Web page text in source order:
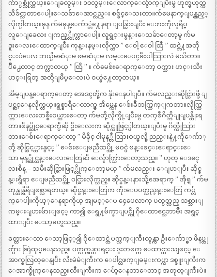
က်ာ္ပစ္လိုက္တယ္။ေျခလွမ္း ၁၀လွမ္းေလာက္ေလ်ွာက္ျပီးမွ ဟုတ္မဟုတ္က
သိခ်င္လာတာေပါ့။ေသခ်ာေအာင္လည္း စစ္ခ်င္ေသးတာ။က်မေနာက္ျပန္လွည့္
လိုက္ပါတယ္။ခုန က်မခုန္ေက်ာ္တဲ႔ေနရာ ျပန္သြားျပီး ေဘးကိုလူရိပ္
လူေျခေလး ျကည့္လိုက္တာေပါ့။ လူရွင္းမွန္းေသခ်ာေတာ့မွ က်မ
ဒူးေလးေထာက္ျပီး ကုန္းနမ္းလိုက္တာ ” ေဝါ့ ေဝါ ထြီ ” ထင္တဲ႔အတို
င္းပဲေလ ဘယ္မိမဆံုးမ ဖမဆံုးမ လမ္းေပၚခ်ီးပါသြားလဲ မသိတာ။
ပ်ိဳ႕ေတာင္ တက္လာတယ္ ” ထြီ ” ။ က်မေစ်းေရာက္ေတာ့ ဝက္သား ဟင္းသီး
ဟင္းရြတ္ အတို့ျမဳပ္ေလးပဲ ဝယ္ခဲ႔ေတာ့တယ္။
အိမ္ျပန္ေရာက္ေတာ့ အေဒၚတို့က နိုးေနပါျပီ။ က်မလည္းဆိုင္သြားဖို့ ျ
ပင္ဆင္ေနလိုက္တယ္။ရွစ္နာရီေလာက္မွ အိမ္ကေန ေစ်းခ်ိဳဘက္ထြက္ျကတာ။လိုက္ထြ
က္ကားေလးတစ္စီးဝယ္ထားေတာ့ က်မတို့လိုက္ပို့ျပီးမွ တကၠစီဂိတ္ကိျုျပန္ထိုးရ
တာ။ဖိနပ္ဆိုင္ေရာက္ပီဆို ဦးေလးက ဆိုင္ကူဖြင့္ပါတယ္။ျပီးမွ ဂိတ္ကိုသြား
တာ။ေစ်းေရာက္ေတာ့ ” မိခိုင္ ငါမုန့္တီ သြားဝယ္မလို့ ညည္းနဲ႔ကိုေက်ာ္
တို့ ဆိုင္ဖြင့္ထားနွင့္ ” ေစ်းေျမညီထပ္သို့ မဝင္ပဲ ဗန္းခင္းေရာင္းေ
သာ မုန့္ဆိုင္တန္းေလးေတြဆီ ေလ်ွာက္သြားေတာ့သည္။ ” ဟုတ္ ေဒၚေ
လးစိန္ – သမီးဆိုင္သြားဖြင့္လိုက္ေတာ့မယ္ ” က်မလည္း ေျပာျပီး ဆိုင္ခ
န္းရွိရာ ေျမညီထပ္သို့ ဝင္သြားလိုက္သည္။ ဆိုင္ခန္းနားသို့အေရာက္ ” အိုရ္ ” က်မ
တုန္တုန္ရီရီျဖစ္လာရတယ္။ ဆိုင္ခန္းေတြက ကိုးေပပတ္လည္ခန္းေတြ ကပ္လ်
က္ေပါ့။ကိုယ့္ေနရာကိုယ္ အျမင့္ေပ ၄ေပေလာက္ ပတ္ပတ္လည္ သစ္သားျ
ကမ္းျပားမ်ားျဖင့္ ကာ၍ ေရွ႔မ်က္နာျပင္ကို ဂိုေထာင္သေဘာမ်ိဳး အရွင္
ထားျပီး ေသာ့ခတ္ရသည္။
ခတ္ထားေသာ ေသာ့ဖြင့္၍ ဂိုေထာင္ထဲ ပက္လက္ျကီးလွန္ကာ ဦးေက်ာ္မွာ ဖိနပ္ထု
တ္မ်ား ဆြဲထုပ္ေနသည္။ ပက္လက္လွန္ထားရင္း ဒူးတဖက္က ေထာင္ထားသျဖင့္ ေ
အာက္စလြတ္ေနျပီး လီးမဲမဲျကီးက ေပါင္တဖက္ျခမ္းကပ္ကာ ဒစ္ဖူးျကီးက
ေအာက္စိုက္ေနသည္။လီးျကီးက ေပ်ာ့ေနတာေတာင္ အတုတ္ျကီးပဲ။